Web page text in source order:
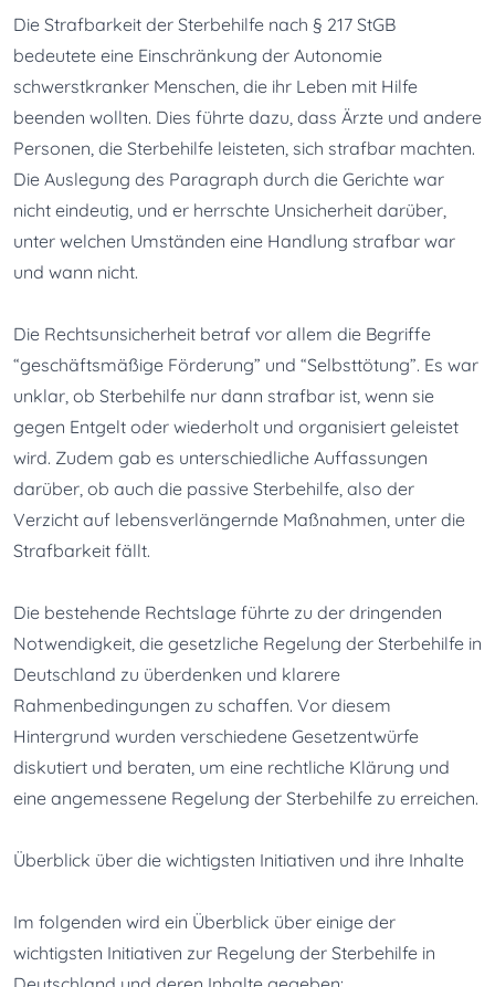
Die Strafbarkeit der Sterbehilfe nach § 217 StGB
bedeutete eine Einschränkung der Autonomie
schwerstkranker Menschen, die ihr Leben mit Hilfe
beenden wollten. Dies führte dazu, dass Ärzte und andere
Personen, die Sterbehilfe leisteten, sich strafbar machten.
Die Auslegung des Paragraph durch die Gerichte war
nicht eindeutig, und er herrschte Unsicherheit darüber,
unter welchen Umständen eine Handlung strafbar war
und wann nicht.
Die Rechtsunsicherheit betraf vor allem die Begriffe
“geschäftsmäßige Förderung” und “Selbsttötung”. Es war
unklar, ob Sterbehilfe nur dann strafbar ist, wenn sie
gegen Entgelt oder wiederholt und organisiert geleistet
wird. Zudem gab es unterschiedliche Auffassungen
darüber, ob auch die passive Sterbehilfe, also der
Verzicht auf lebensverlängernde Maßnahmen, unter die
Strafbarkeit fällt.
Die bestehende Rechtslage führte zu der dringenden
Notwendigkeit, die gesetzliche Regelung der Sterbehilfe in
Deutschland zu überdenken und klarere
Rahmenbedingungen zu schaffen. Vor diesem
Hintergrund wurden verschiedene Gesetzentwürfe
diskutiert und beraten, um eine rechtliche Klärung und
eine angemessene Regelung der Sterbehilfe zu erreichen.
Überblick über die wichtigsten Initiativen und ihre Inhalte
Im folgenden wird ein Überblick über einige der
wichtigsten Initiativen zur Regelung der Sterbehilfe in